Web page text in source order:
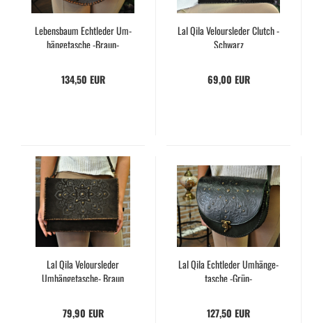
Le­bens­baum Echt­le­der Um­
hän­ge­ta­sche -​Braun-​
134,50 EUR
Lal Qila Ve­lours­le­der Clutch -
Schwarz
69,00 EUR
Lal Qila Ve­lours­le­der
Umhängetasche-​​ Braun
79,90 EUR
Lal Qila Echt­le­der Um­hän­ge­
ta­sche -​Grün-
127,50 EUR